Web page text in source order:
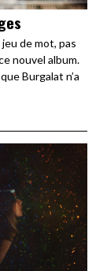
de mot, pas
nouvel album.
Burgalat n’a